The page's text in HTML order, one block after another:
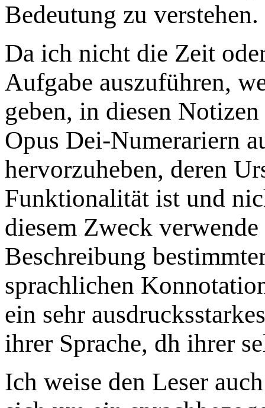
Bedeutung zu verstehen.
Da ich nicht die Zeit
Aufgabe auszuführen,
geben, in diesen
Opus Dei-Numerariern
hervorzuheben, deren
Funktionalität ist und
diesem Zweck
Beschreibung
sprachlichen
ein sehr
ihrer Sprache, dh ihrer
Ich weise den Leser